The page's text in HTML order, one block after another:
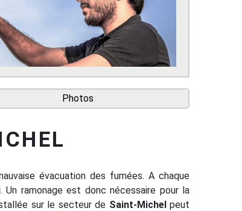
Photos
évacuation des fumées. A chaque
ramonage est donc nécessaire pour la
sur le secteur de Saint-Michelpeut